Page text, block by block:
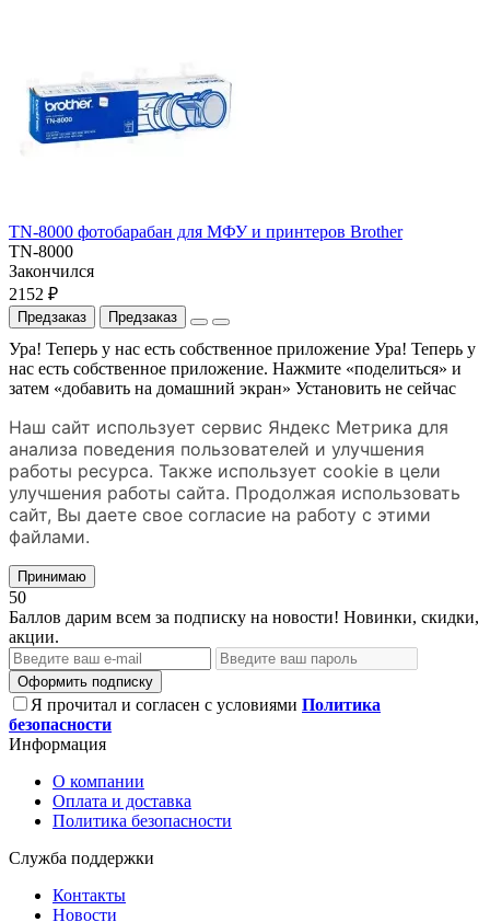
TN-8000 фотобарабан для МФУ и принтеров Brother
TN-8000
Закончился
2152 ₽
Предзаказ Предзаказ
Ура! Теперь у нас есть собственное приложение Ура! Теперь у
нас есть собственное приложение. Нажмите «поделиться» и
затем «добавить на домашний экран» Установить не сейчас
Наш сайт использует сервис Яндекс Метрика для
анализа поведения пользователей и улучшения
работы ресурса. Также использует cookie в цели
улучшения работы сайта. Продолжая использовать
сайт, Вы даете свое согласие на работу с этими
файлами.
Принимаю
50
Баллов дарим всем за подписку на новости! Новинки, скидки,
акции.
Оформить подписку
Я прочитал и согласен с условиями Политика
безопасности
Информация
О компании
Оплата и доставка
Политика безопасности
Служба поддержки
Контакты
Новости